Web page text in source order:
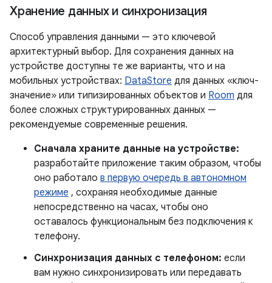
Хранение данных и синхронизация
Способ управления данными — это ключевой
архитектурный выбор. Для сохранения данных на
устройстве доступны те же варианты, что и на
мобильных устройствах: DataStore для данных «ключ-
значение» или типизированных объектов и Room для
более сложных структурированных данных —
рекомендуемые современные решения.
Сначала храните данные на устройстве:
разработайте приложение таким образом, чтобы
оно работало в первую очередь в автономном
режиме , сохраняя необходимые данные
непосредственно на часах, чтобы оно
оставалось функциональным без подключения к
телефону.
Синхронизация данных с телефоном: если
вам нужно синхронизировать или передавать